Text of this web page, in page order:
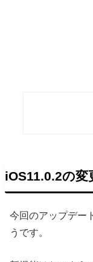
iOS11.0.2の変
今回のアップデー
うです。